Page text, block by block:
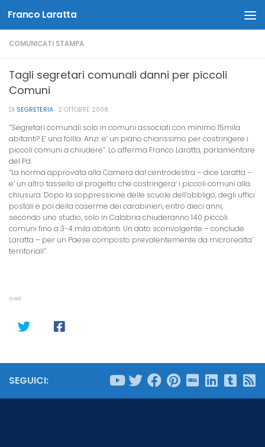
Salta al contenuto
Franco Laratta
COMUNICATI STAMPA
Tagli segretari comunali danni per piccoli
Comuni
DI SEGRETERIA · 2 OTTOBRE 2008
”Segretari comunali solo in comuni associati con minimo 15mila
abitanti? E’ una follia. Anzi: e’ un piano chiarissimo per costringere i
piccoli comuni a chiudere”. Lo afferma Franco Laratta, parlamentare
del Pd.
”La norma approvata alla Camera dal centrodestra – dice Laratta –
e’ un altro tassello al progetto che costringera’ i piccoli comuni alla
chiusura. Dopo la soppressione delle scuole dell’obbligo, degli uffici
postali e poi della caserme dei carabinieri, entro dieci anni,
secondo uno studio, solo in Calabria chiuderanno 140 piccoli
comuni fino a 3-4 mila abitanti. Un dato sconvolgente – conclude
Laratta – per un Paese composto prevalentemente da microrealta’
territoriali”.
SHARE
SEGUICI: